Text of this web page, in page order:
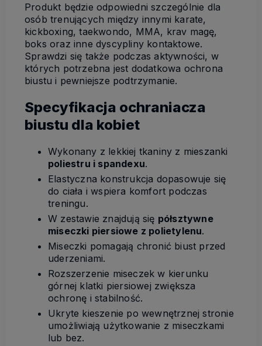
Produkt będzie odpowiedni szczególnie dla
osób trenujących między innymi karate,
kickboxing, taekwondo, MMA, krav magę,
boks oraz inne dyscypliny kontaktowe.
Sprawdzi się także podczas aktywności, w
których potrzebna jest dodatkowa ochrona
biustu i pewniejsze podtrzymanie.
Specyfikacja ochraniacza
biustu dla kobiet
Wykonany z lekkiej tkaniny z mieszanki
poliestru i spandexu.
Elastyczna konstrukcja dopasowuje się
do ciała i wspiera komfort podczas
treningu.
W zestawie znajdują się półsztywne
miseczki piersiowe z polietylenu.
Miseczki pomagają chronić biust przed
uderzeniami.
Rozszerzenie miseczek w kierunku
górnej klatki piersiowej zwiększa
ochronę i stabilność.
Ukryte kieszenie po wewnętrznej stronie
umożliwiają użytkowanie z miseczkami
lub bez.